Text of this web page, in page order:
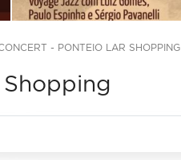
- PONTEIO LAR SHOPPING